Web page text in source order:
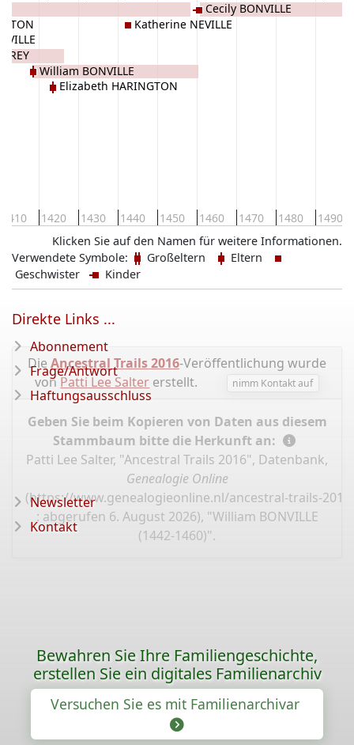
1410 1420 1430 1440 1450 1460 1470 1480 1490
William BONVILLE
Elizabeth HARINGTON
Katherine NEVILLE
Cecily BONVILLE
Klicken Sie auf den Namen für weitere Informationen.
Verwendete Symbole:
Großeltern
Eltern
Geschwister
Kinder
Die Ancestral Trails 2016-Veröffentlichung wurde
von Patti Lee Salter erstellt. nimm Kontakt auf
Geben Sie beim Kopieren von Daten aus diesem
Stammbaum bitte die Herkunft an:
Patti Lee Salter, "Ancestral Trails 2016", Datenbank,
Genealogie Online
(https://www.genealogieonline.nl/ancestral-trails-
: abgerufen 6. August 2026), "William BONVILLE
(1442-1460)".
Direkte Links ...
Abonnement
Frage/Antwort
Haftungsausschluss
Newsletter
Kontakt
Bewahren Sie Ihre Familiengeschichte,
erstellen Sie ein digitales Familienarchiv
Versuchen Sie es mit Familienarchivar